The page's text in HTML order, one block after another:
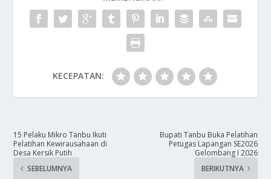
KECEPATAN:
15 Pelaku Mikro Tanbu Ikuti
Pelatihan Kewirausahaan di
Desa Kersik Putih
SEBELUMNYA
Bupati Tanbu Buka Pelatihan
Petugas Lapangan SE2026
Gelombang I 2026
BERIKUTNYA